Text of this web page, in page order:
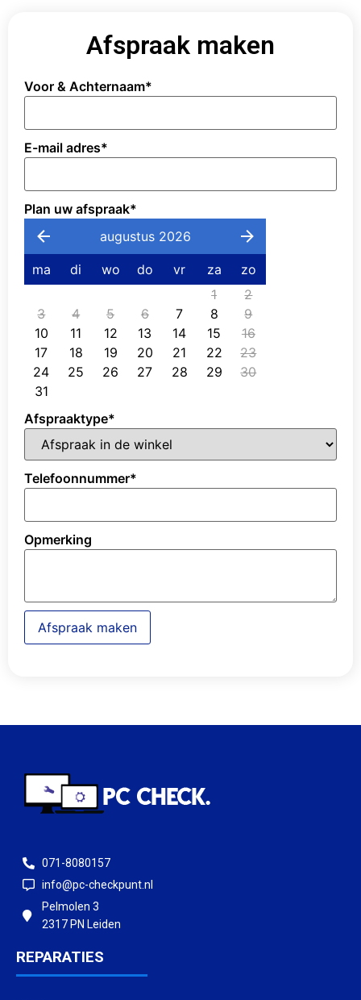
Afspraak maken
Voor & Achternaam*
E-mail adres*
Plan uw afspraak*
augustus 2026
ma di wo do vr za
zo
1
2
3
4 5 6 7 8
9
10
11 12 13 14 15
16
17
18 19 20 21 22
23
24
25 26 27 28 29
30
31
Afspraaktype*
Telefoonnummer*
Opmerking
Afspraak maken
071-8080157
info@pc-checkpunt.nl
Pelmolen 3
2317 PN Leiden
REPARATIES